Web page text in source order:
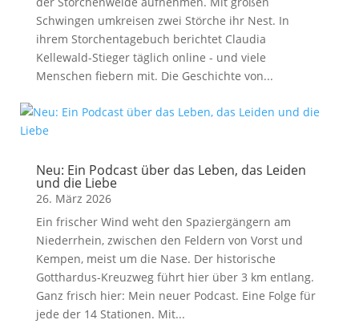
Schwingen umkreisen zwei Störche ihr Nest. In
ihrem Storchentagebuch berichtet Claudia
Kellewald-Stieger täglich online - und viele
Menschen fiebern mit. Die Geschichte von...
Neu: Ein Podcast über das Leben, das Leiden
und die Liebe
26. März 2026
Ein frischer Wind weht den Spaziergängern am
Niederrhein, zwischen den Feldern von Vorst und
Kempen, meist um die Nase. Der historische
Gotthardus-Kreuzweg führt hier über 3 km entlang.
Ganz frisch hier: Mein neuer Podcast. Eine Folge für
jede der 14 Stationen. Mit...